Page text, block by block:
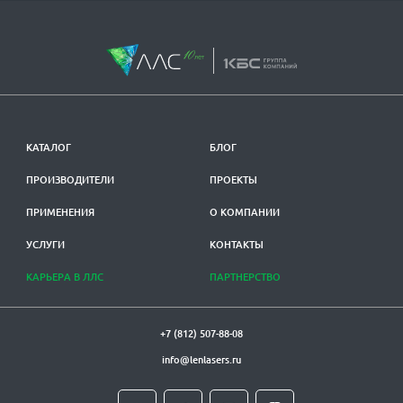
КАТАЛОГ
ПРОИЗВОДИТЕЛИ
ПРИМЕНЕНИЯ
УСЛУГИ
КАРЬЕРА В ЛЛС
БЛОГ
ПРОЕКТЫ
О КОМПАНИИ
КОНТАКТЫ
ПАРТНЕРСТВО
+7 (812) 507-88-08
info@lenlasers.ru